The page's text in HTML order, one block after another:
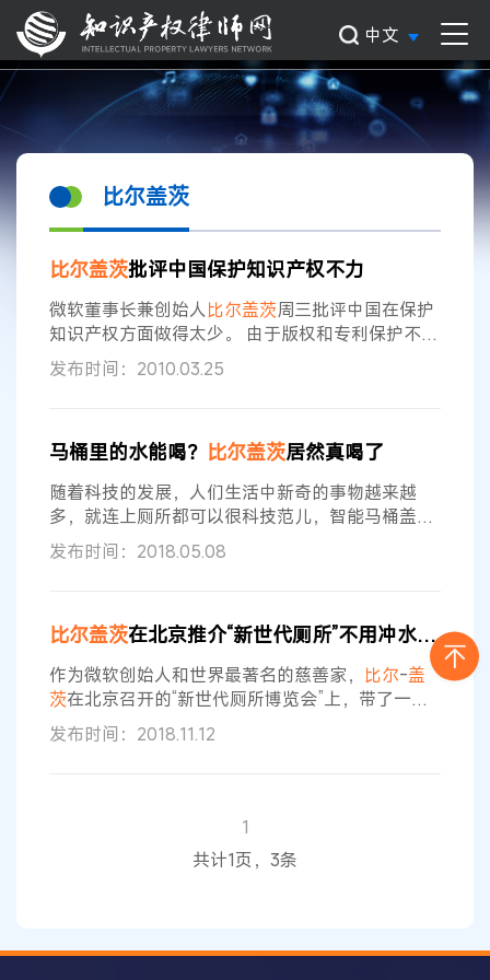
中文
比尔盖茨
比尔盖茨批评中国保护知识产权不力
微软董事长兼创始人比尔盖茨周三批评中国在保护
知识产权方面做得太少。 由于版权和专利保护不力
导致微软在中国损失数百万美元，这拉紧了其与新
兴经济超级大国的关系。
家、科学家和作家，所以我认为随着时间的推移，
他们将在这一问题上做得更好。” 盖茨 称：“当然，
在一些软件著作权事情上，中国的执法水平
发布时间：2010.03.25
马桶里的水能喝？ 比尔盖茨居然真喝了
随着科技的发展，人们生活中新奇的事物越来越
多，就连上厕所都可以很科技范儿，智能马桶盖的
出现，让很多人的“腚”得到了全面的呵护，但是别
以为这就是最高的科技，马桶界也将出现新的成
它的名字叫Nano Membrane Toilet，无需冲水，易
于使用，很可能成为未来卫生领域的重要部分。当
人
发布时间：2018.05.08
比尔盖茨在北京推介“新世代厕所”不用冲水也不连下水道”！
作为微软创始人和世界最著名的慈善家， 比尔-盖
茨在北京召开的“新世代厕所博览会”上，带了一罐
粪便上台，大谈厕所革命。他表示，基金会研究的
新厕所无需连接下水道，能够实现人类粪便降解灭
来派“新世代厕所”，无需使用水，也不用连接下水
作为微软公司的创始人之一，盖茨
发布时间：2018.11.12
1
共计1页，3条